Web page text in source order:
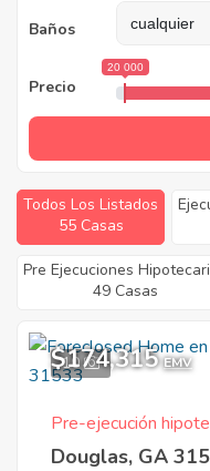
Baños
Precio
20 000
Todos Los Listados
55 Casas
Pre Ejecuciones
49 Casas
10
$174,315 EMV
Pre-ejecución
Douglas, GA